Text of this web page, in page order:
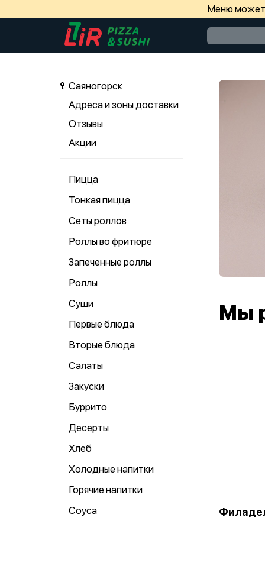
Меню может
Саяногорск
Адреса и зоны доставки
Отзывы
Акции
Пицца
Тонкая пицца
Сеты роллов
Роллы во фритюре
Запеченные роллы
Роллы
Суши
Первые блюда
Вторые блюда
Салаты
Закуски
Буррито
Десерты
Хлеб
Холодные напитки
Горячие напитки
Соуса
Мы